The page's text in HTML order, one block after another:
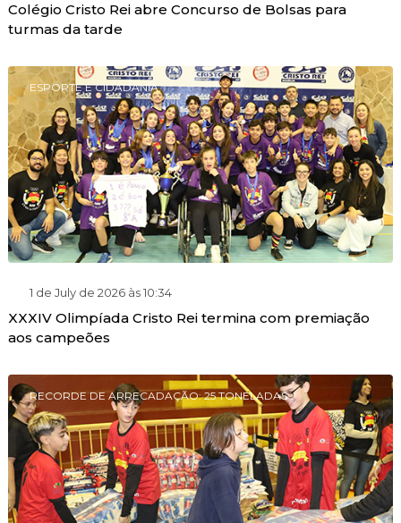
Colégio Cristo Rei abre Concurso de Bolsas para
turmas da tarde
ESPORTE E CIDADANIA
1 de July de 2026 às 10:34
XXXIV Olimpíada Cristo Rei termina com premiação
aos campeões
RECORDE DE ARRECADAÇÃO: 25 TONELADAS